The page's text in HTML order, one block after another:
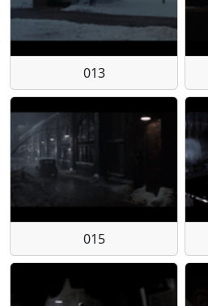
013
015